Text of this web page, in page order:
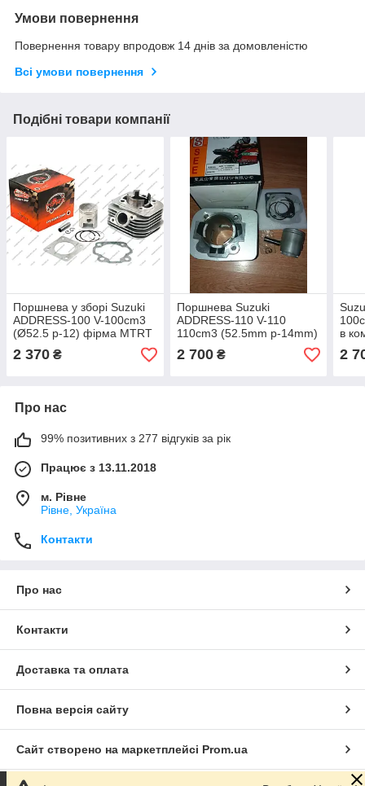
Умови повернення
Повернення товару впродовж 14 днів за домовленістю
Всі умови повернення
Подібні товари компанії
Поршнева у зборі Suzuki
ADDRESS-100 V-100cm3
(Ø52.5 p-12) фірма MTRT
- Оригінал Тайвань
2 370 ₴
Поршнева Suzuki
ADDRESS-110 V-110
110cm3 (52.5mm p-14mm)
(фірма SEE-SHENGE)
Оригінал Тайвань
2 700₴
в
2
Про нас
99% позитивних з 277 відгуків за рік
Працює з 13.11.2018
м. Рівне
Рівне, Україна
Контакти
Про нас
Контакти
Доставка та оплата
Повна версія сайту
Сайт створено на маркетплейсі Prom.ua